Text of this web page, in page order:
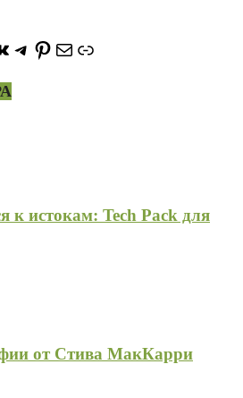
vk.com/
https://t.me/stoneforest
https://
ПочтаСсылка
к истокам: Tech Pack для
от Стива МакКарри